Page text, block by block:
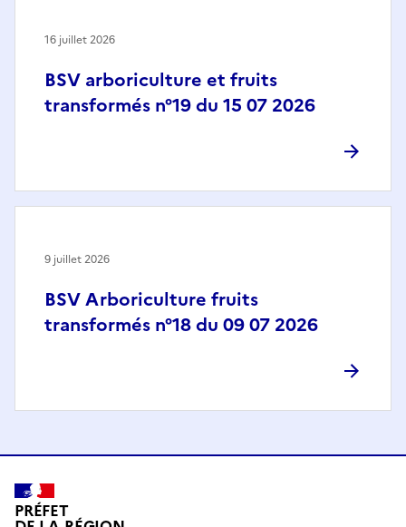
BSV arboriculture et fruits
transformés n°19 du 15 07 2026
16 juillet 2026
BSV Arboriculture fruits
transformés n°18 du 09 07 2026
9 juillet 2026
PRÉFET